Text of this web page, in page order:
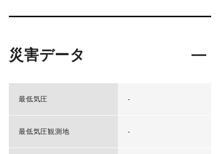
災害データ
最低気圧 -
最低気圧観測地 -